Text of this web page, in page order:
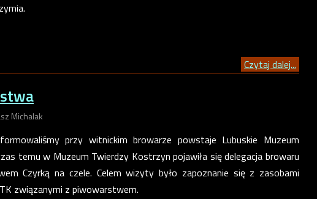
Czytaj dalej...
Michalak
przy witnickim browarze powstaje Lubuskie Muzeum
temu w Muzeum Twierdzy Kostrzyn pojawiła się delegacja browaru
Czyrką na czele. Celem wizyty było zapoznanie się z zasobami
związanymi z piwowarstwem.